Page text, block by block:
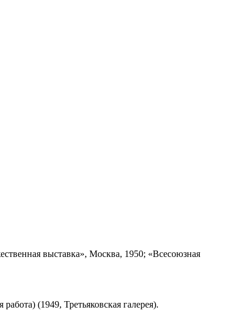
выставка», Москва, 1950; «Всесоюзная
(1949, Третьяковская галерея).